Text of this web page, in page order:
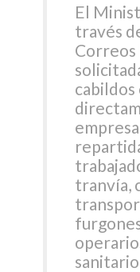
El
través
Correos
cabildos
tranvía,
sanitario